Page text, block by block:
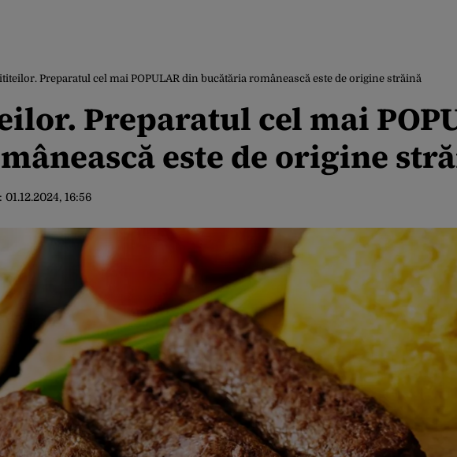
Preparatul cel mai POPULAR din bucătăria românească este de origine străină
Preparatul cel mai
este de origine
01.12.2024, 16:56